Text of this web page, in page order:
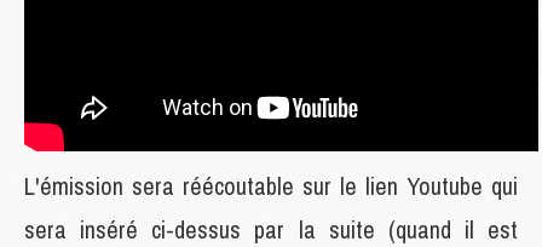
L'émission sera réécoutable sur le lien Youtube qui
sera inséré ci-dessus par la suite (quand il est